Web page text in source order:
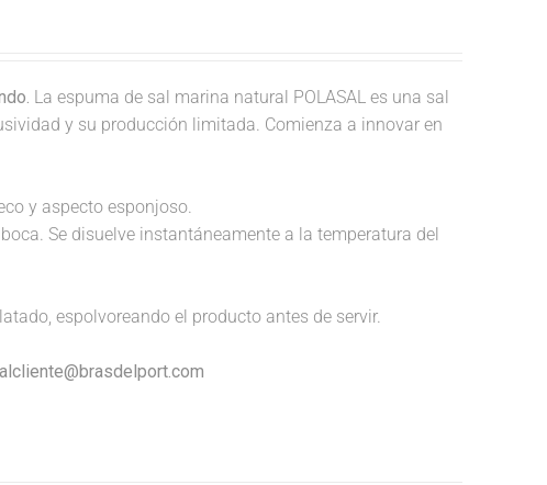
La espuma de sal marina natural POLASAL es una sal
y su producción limitada. Comienza a innovar en
y aspecto esponjoso.
Se disuelve instantáneamente a la temperatura del
espolvoreando el producto antes de servir.